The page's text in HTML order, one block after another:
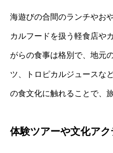
海遊びの合間のランチやお
カルフードを扱う軽食店や
がらの食事は格別で、地元
ツ、トロピカルジュースな
の食文化に触れることで、
体験ツアーや文化アク